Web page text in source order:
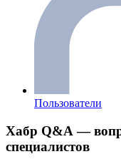
Пользователи
Хабр Q&A —
специалистов